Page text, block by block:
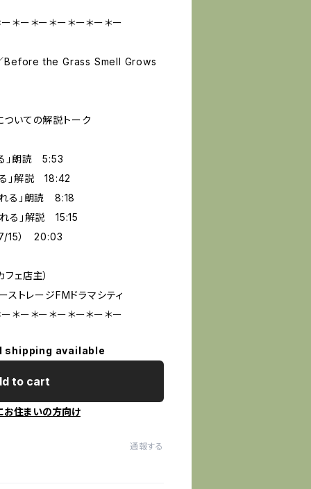
＊ー＊ー＊ー＊ー＊ー＊ー
／Before the Grass Smell Grows
ついての解説トーク
」朗読 5:53
」解説 18:42
る」朗読 8:18
る」解説 15:15
15） 20:03
店主）
レージFMドラマシティ
＊ー＊ー＊ー＊ー＊ー＊ー
shipping available
to cart
お住まいの方向け
通報する